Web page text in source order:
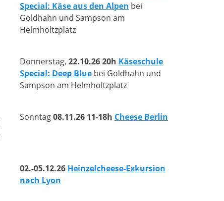
Special: Käse aus den Alpen bei
Goldhahn und Sampson am
Helmholtzplatz
Donnerstag, 22.10.26 20h Käseschule
Special: Deep Blue bei Goldhahn und
Sampson am Helmholtzplatz
Sonntag08.11.26 11-18h Cheese Berlin
02.-05.12.26 Heinzelcheese-Exkursion
nach Lyon